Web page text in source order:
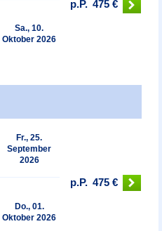
Sa., 10.
Oktober 2026
p.P. 475 €
Fr., 25.
September
2026
Do., 01.
Oktober 2026
p.P. 475 €